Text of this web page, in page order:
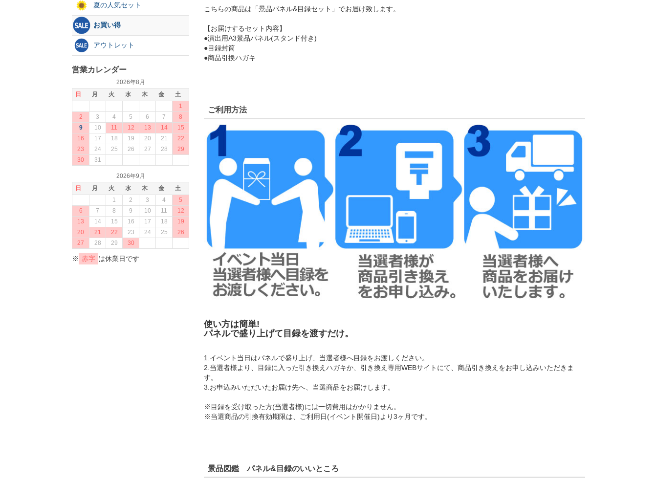
こちらの商品は「景品パネル&目録セット」でお届け致します。
【お届けするセット内容】
●演出用A3景品パネル(スタンド付き)
●目録封筒
●商品引換ハガキ
ご利用方法
使い方は簡単!
パネルで盛り上げて目録を渡すだけ。
1.イベント当日はパネルで盛り上げ、当選者様へ目録をお渡しください。
2.当選者様より、目録に入った引き換えハガキか、引き換え専用WEBサイトにて、商品引き換えをお申し込みいただきま
す。
3.お申込みいただいたお届け先へ、当選商品をお届けします。
※目録を受け取った方(当選者様)には一切費用はかかりません。
※当選商品の引換有効期限は、ご利用日(イベント開催日)より3ヶ月です。
景品図鑑 パネル&目録のいいところ
夏の人気セット
お買い得
アウトレット
営業カレンダー
2026年8月
日
月 火 水 木 金
土
1
2
3 4 5 6 7
8
9
10 11 12 13 14
15
16
17 18 19 20 21
22
23
24 25 26 27 28
29
30
31
2026年9月
日
月 火 水 木 金
土
1
2 3 4
5
6
7 8 9 10 11
12
13
14 15 16 17 18
19
20
21 22 23 24 25
26
27
28 29 30
※ 赤字 は休業日です